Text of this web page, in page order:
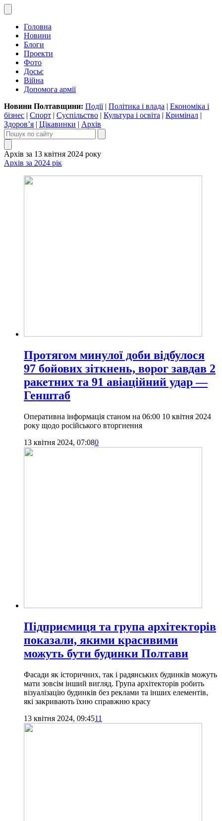
Головна
Новини
Блоги
Проекти
Фото
Досьє
Війна
Допомога армії
Новини Полтавщини: Події| Політика і влада | Економіка і
бізнес | Спорт | Суспільство | Культура і освіта | Кримінал |
Здоров’я | Цікавинки | Архів
Архів за 13 квітня 2024 року
Архів за 2024 рік
Протягом минулої доби відбулося
97 бойових зіткнень, ворог завдав 2
ракетних та 91 авіаційний удар —
Генштаб
Оперативна інформація станом на 06:00 10 квітня 2024
року щодо російського вторгнення
13 квітня 2024, 07:080
Підприємиця та група архітекторів
показали, якими красивими
можуть бути будинки Полтави
Фасади як історичних, так і радянських будинків можуть
мати зовсім інший вигляд. Група архітекторів робить
візуалізацію будинків без реклами та інших елементів,
які закривають їхню справжню красу
13 квітня 2024, 09:4511